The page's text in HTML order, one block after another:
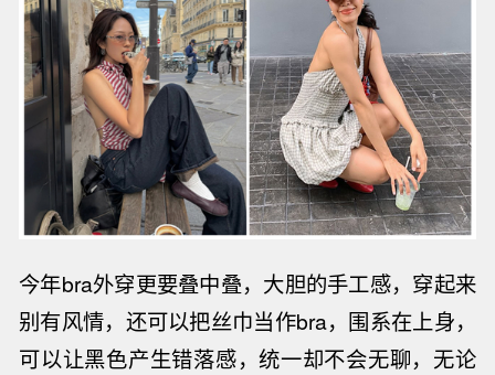
今年bra外穿更要叠中叠，大胆的手工感，穿起来
别有风情，还可以把丝巾当作bra，围系在上身，
可以让黑色产生错落感，统一却不会无聊，无论